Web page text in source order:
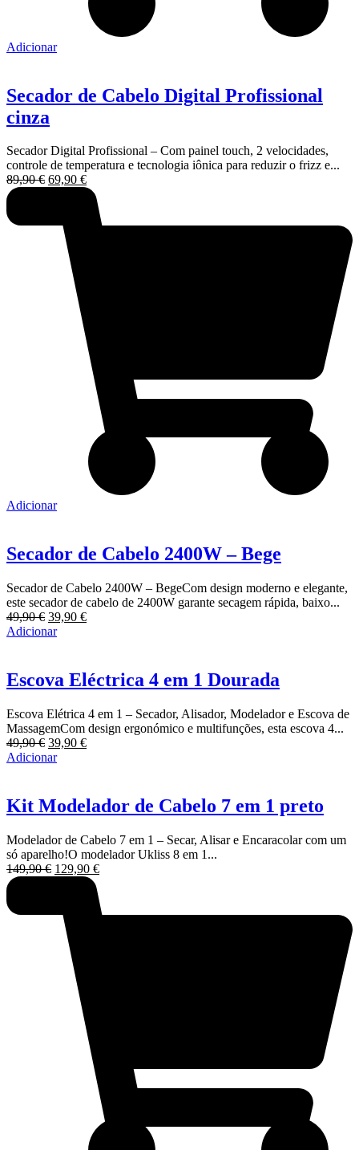
Adicionar
Secador de Cabelo Digital Profissional
cinza
Secador Digital Profissional – Com painel touch, 2 velocidades,
controle de temperatura e tecnologia iônica para reduzir o frizz e...
89,90€ O
era:
89,90 €.
69,90 €O
preço
atual
Adicionar
Secador de Cabelo 2400W – Bege
Secador de Cabelo 2400W – BegeCom design moderno e elegante,
este secador de cabelo de 2400W garante secagem rápida, baixo...
49,90€ O
preço
49,90 €.
39,90 €O
39,90 €.
Adicionar
Escova Eléctrica 4 em 1 Dourada
Escova Elétrica 4 em 1 – Secador, Alisador, Modelador e Escova de
MassagemCom design ergonómico e multifunções, esta escova 4...
49,90€ O
preço
49,90 €.
39,90 €O
39,90 €.
Adicionar
Kit Modelador de Cabelo 7 em 1 preto
Modelador de Cabelo 7 em 1 – Secar, Alisar e Encaracolar com um
só aparelho!O modelador Ukliss 8 em 1...
149,90€ O
149,90 €.
129,90 €O
atual
é: